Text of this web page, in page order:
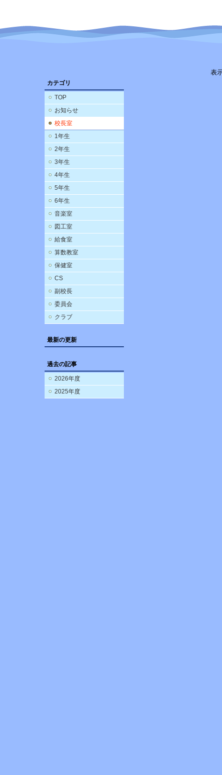
カテゴリ
TOP
お知らせ
校長室
1年生
2年生
3年生
4年生
5年生
6年生
音楽室
図工室
給食室
算数教室
保健室
CS
副校長
委員会
クラブ
最新の更新
過去の記事
2026年度
2025年度
表